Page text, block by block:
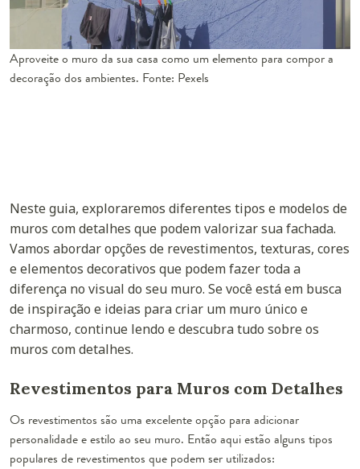
Aproveite o muro da sua casa como um elemento para compor a
decoração dos ambientes. Fonte: Pexels
Neste guia, exploraremos diferentes tipos e modelos de
muros com detalhes que podem valorizar sua fachada.
Vamos abordar opções de revestimentos, texturas, cores
e elementos decorativos que podem fazer toda a
diferença no visual do seu muro. Se você está em busca
de inspiração e ideias para criar um muro único e
charmoso, continue lendo e descubra tudo sobre os
muros com detalhes.
Revestimentos para Muros com Detalhes
Os revestimentos são uma excelente opção para adicionar
personalidade e estilo ao seu muro. Então aqui estão alguns tipos
populares de revestimentos que podem ser utilizados: